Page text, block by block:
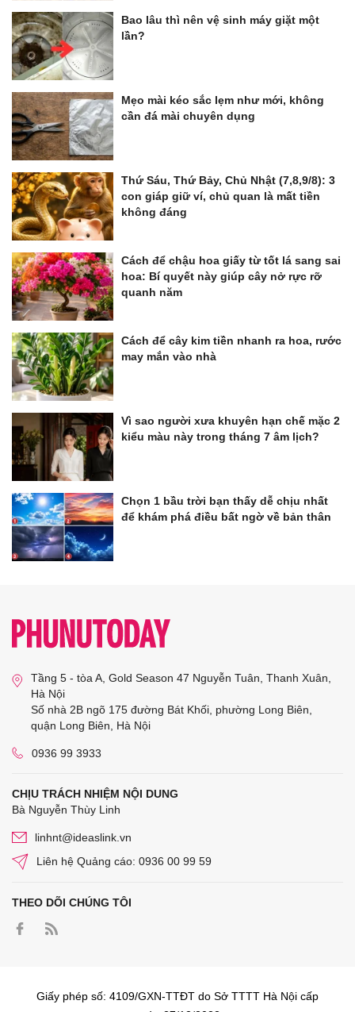
Bao lâu thì nên vệ sinh máy giặt một
lần?
Mẹo mài kéo sắc lẹm như mới, không
cần đá mài chuyên dụng
Thứ Sáu, Thứ Bảy, Chủ Nhật (7,8,9/8): 3
con giáp giữ ví, chủ quan là mất tiền
không đáng
Cách để chậu hoa giấy từ tốt lá sang sai
hoa: Bí quyết này giúp cây nở rực rỡ
quanh năm
Cách để cây kim tiền nhanh ra hoa, rước
may mắn vào nhà
Vì sao người xưa khuyên hạn chế mặc 2
kiểu màu này trong tháng 7 âm lịch?
Chọn 1 bầu trời bạn thấy dễ chịu nhất
để khám phá điều bất ngờ về bản thân
Tầng 5 - tòa A, Gold Season 47 Nguyễn Tuân, Thanh Xuân,
Hà Nội
Số nhà 2B ngõ 175 đường Bát Khối, phường Long Biên,
quận Long Biên, Hà Nội
0936 99 3933
CHỊU TRÁCH NHIỆM NỘI DUNG
Bà Nguyễn Thùy Linh
linhnt@ideaslink.vn
Liên hệ Quảng cáo: 0936 00 99 59
THEO DÕI CHÚNG TÔI
Giấy phép số: 4109/GXN-TTĐT do Sở TTTT Hà Nội cấp